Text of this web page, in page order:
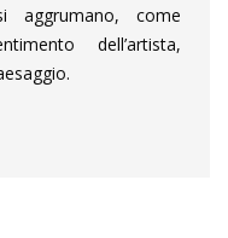
aggrumano, come
dell’artista,